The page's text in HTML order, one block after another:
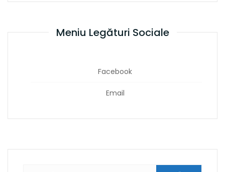
Meniu Legături Sociale
Facebook
Email